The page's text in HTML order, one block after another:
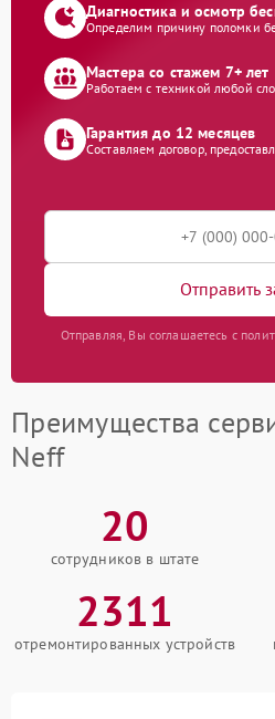
Диагностика и осмотр
Определим причину поломки
Мастера со стажем 7+ лет
Работаем с техникой любой
Гарантия до 12 месяцев
Составляем договор,
Отправить
Отправляя, Вы соглашаетесь с
Преимущества
Neff
20
сотрудников в штате
2311
отремонтированных устройств